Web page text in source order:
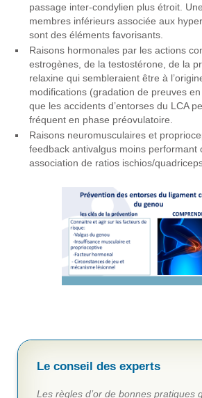
passage inter-condylien plus étroit.
membres inférieurs associée aux
sont des éléments favorisants.
Raisons hormonales par les actions
estrogènes, de la testostérone, de la
relaxine qui sembleraient être à
modifications (gradation de preuves
que les accidents d’entorses du LCA
fréquent en phase préovulatoire.
Raisons neuromusculaires et
feedback antivalgus moins performant
association de ratios ischios/
Le conseil des experts
Les règles d’or de bonnes pratiques